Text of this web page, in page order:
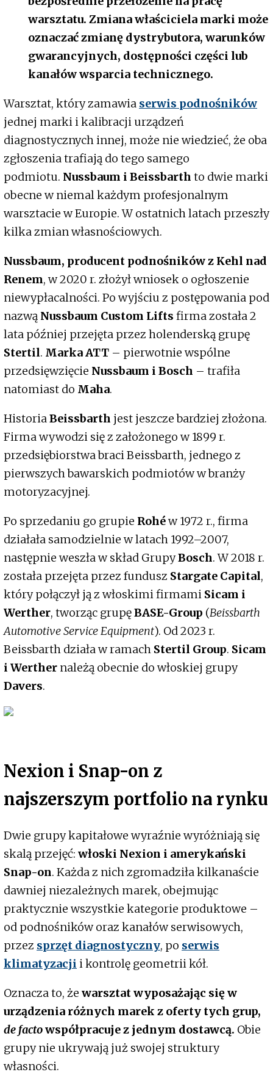
warsztatu. Zmiana właściciela marki może
oznaczać zmianę dystrybutora, warunków
gwarancyjnych, dostępności części lub
kanałów wsparcia technicznego.
Warsztat, który zamawia serwis podnośników
jednej marki i kalibracji urządzeń
diagnostycznych innej, może nie wiedzieć, że oba
zgłoszenia trafiają do tego samego
podmiotu. Nussbaum i Beissbarth to dwie marki
obecne w niemal każdym profesjonalnym
warsztacie w Europie. W ostatnich latach przeszły
kilka zmian własnościowych.
Nussbaum, producent podnośników z Kehl nad
Renem, w 2020 r. złożył wniosek o ogłoszenie
niewypłacalności. Po wyjściu z postępowania pod
nazwą Nussbaum Custom Lifts firma została 2
lata później przejęta przez holenderską grupę
Stertil. Marka ATT – pierwotnie wspólne
przedsięwzięcie Nussbaum i Bosch – trafiła
natomiast do Maha.
HistoriaBeissbarth jest jeszcze bardziej złożona.
Firma wywodzi się z założonego w 1899 r.
przedsiębiorstwa braci Beissbarth, jednego z
pierwszych bawarskich podmiotów w branży
motoryzacyjnej.
Po sprzedaniu go grupie Rohéw 1972 r., firma
działała samodzielnie w latach 1992–2007,
następnie weszła w skład GrupyBosch. W 2018 r.
została przejęta przez fundusz Stargate Capital,
który połączył ją z włoskimi firmami Sicam i
Werther, tworząc grupęBASE-Group (Beissbarth
Automotive Service Equipment). Od 2023 r.
Beissbarth działa w ramach Stertil Group. Sicam
i Werther należą obecnie do włoskiej grupy
Davers.
Nexion i Snap-on z
najszerszym portfolio na rynku
Dwie grupy kapitałowe wyraźnie wyróżniają się
skalą przejęć: włoski Nexion i amerykański
Snap-on. Każda z nich zgromadziła kilkanaście
dawniej niezależnych marek, obejmując
praktycznie wszystkie kategorie produktowe –
od podnośników oraz kanałów serwisowych,
przez sprzęt diagnostyczny, po serwis
klimatyzacji i kontrolę geometrii kół.
Oznacza to, że warsztat wyposażając się w
urządzenia różnych marek z oferty tych grup,
de factowspółpracuje z jednym dostawcą. Obie
grupy nie ukrywają już swojej struktury
własności.